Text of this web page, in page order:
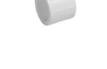
Radiatoare/Calorifere Copa
Radiatoare/Calorifere din otel